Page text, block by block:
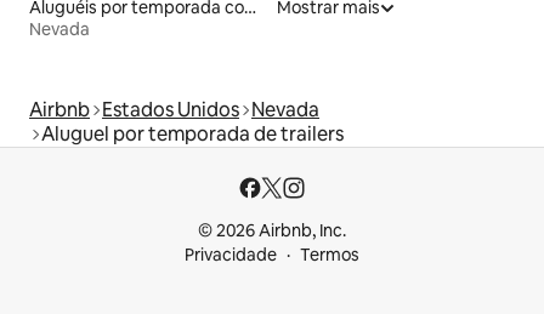
Aluguéis por temporada com suítes privativas
Nevada
Mostrar mais
Airbnb Estados Unidos Nevada
Aluguel por temporada de trailers
© 2026 Airbnb, Inc.
Privacidade
Termos